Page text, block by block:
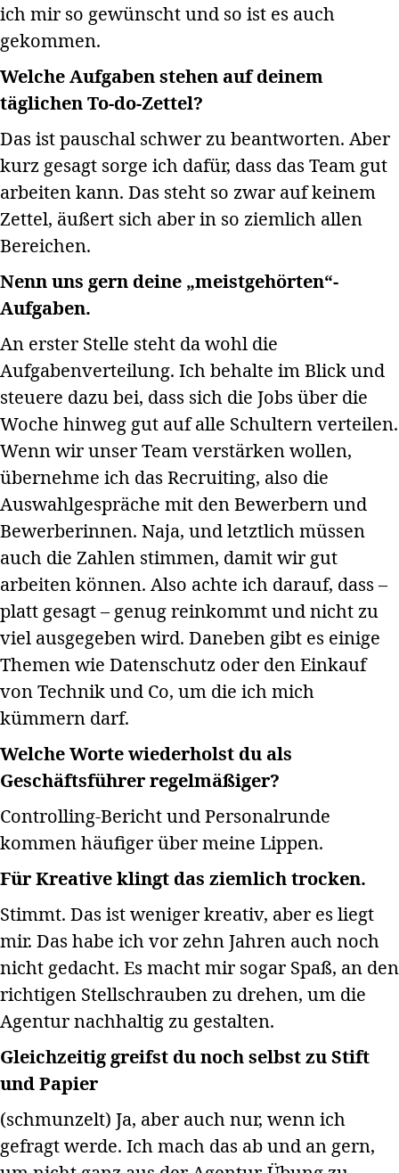
ich mir so gewünscht und so ist es auch
gekommen.
Welche Aufgaben stehen auf deinem
täglichen To-do-Zettel?
Das ist pauschal schwer zu beantworten. Aber
kurz gesagt sorge ich dafür, dass das Team gut
arbeiten kann. Das steht so zwar auf keinem
Zettel, äußert sich aber in so ziemlich allen
Bereichen.
Nenn uns gern deine „meistgehörten“-
Aufgaben.
An erster Stelle steht da wohl die
Aufgabenverteilung. Ich behalte im Blick und
steuere dazu bei, dass sich die Jobs über die
Woche hinweg gut auf alle Schultern verteilen.
Wenn wir unser Team verstärken wollen,
übernehme ich das Recruiting, also die
Auswahlgespräche mit den Bewerbern und
Bewerberinnen. Naja, und letztlich müssen
auch die Zahlen stimmen, damit wir gut
arbeiten können. Also achte ich darauf, dass –
platt gesagt – genug reinkommt und nicht zu
viel ausgegeben wird. Daneben gibt es einige
Themen wie Datenschutz oder den Einkauf
von Technik und Co, um die ich mich
kümmern darf.
Welche Worte wiederholst du als
Geschäftsführer regelmäßiger?
Controlling-Bericht und Personalrunde
kommen häufiger über meine Lippen.
Für Kreative klingt das ziemlich trocken.
Stimmt. Das ist weniger kreativ, aber es liegt
mir. Das habe ich vor zehn Jahren auch noch
nicht gedacht. Es macht mir sogar Spaß, an den
richtigen Stellschrauben zu drehen, um die
Agentur nachhaltig zu gestalten.
Gleichzeitig greifst du noch selbst zu Stift
und Papier
(schmunzelt) Ja, aber auch nur, wenn ich
gefragt werde. Ich mach das ab und an gern,